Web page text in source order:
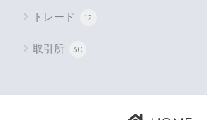
トレード 12
取引所 30